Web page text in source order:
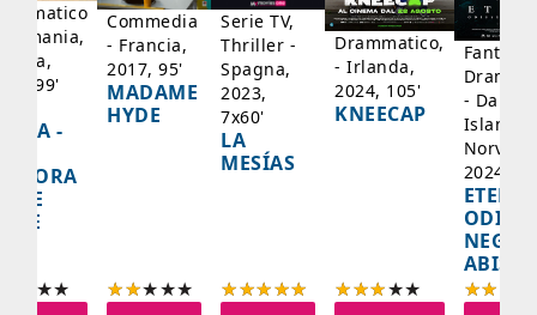
99'
-
Commedia
- Francia,
2017, 95'
MADAME
HYDE
Serie TV,
Thriller -
Spagna,
2023,
7x60'
LA
MESÍAS
Drammatico,
- Irlanda,
2024, 105'
KNEECAP
-
Islanda,
2024,
NEGLI
ABISSI